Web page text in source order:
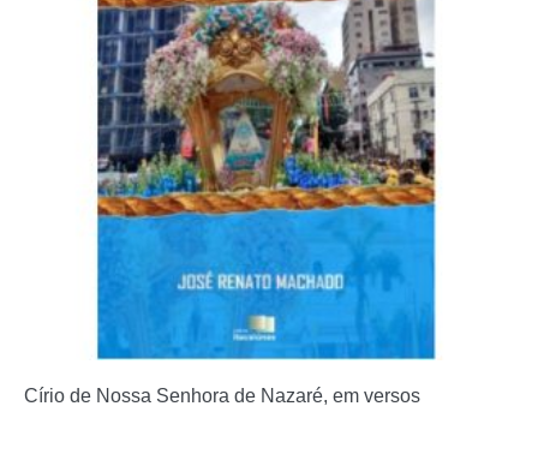
Círio de Nossa Senhora de Nazaré, em versos